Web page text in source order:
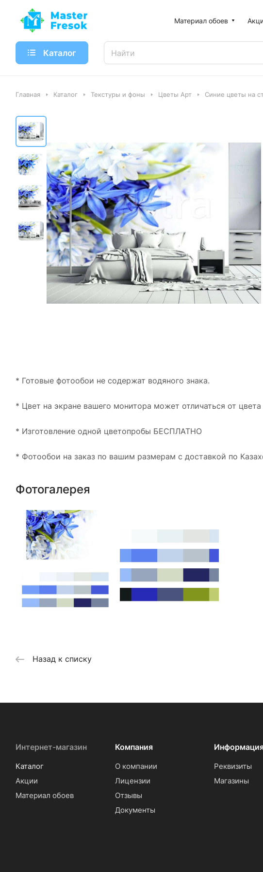
Материал обоев
Каталог
Главная Каталог Текстуры и фоны Цветы Арт Синие цветы на
* Готовые фотообои не содержат водяного знака.
* Цвет на экране вашего монитора может отличаться от
* Изготовление одной цветопробы БЕСПЛАТНО
* Фотообои на заказ по вашим размерам с доставкой по
Фотогалерея
Назад к списку
Интернет-магазин
Каталог
Акции
Материал обоев
Компания
О компании
Лицензии
Отзывы
Документы
Реквизиты
Магазины